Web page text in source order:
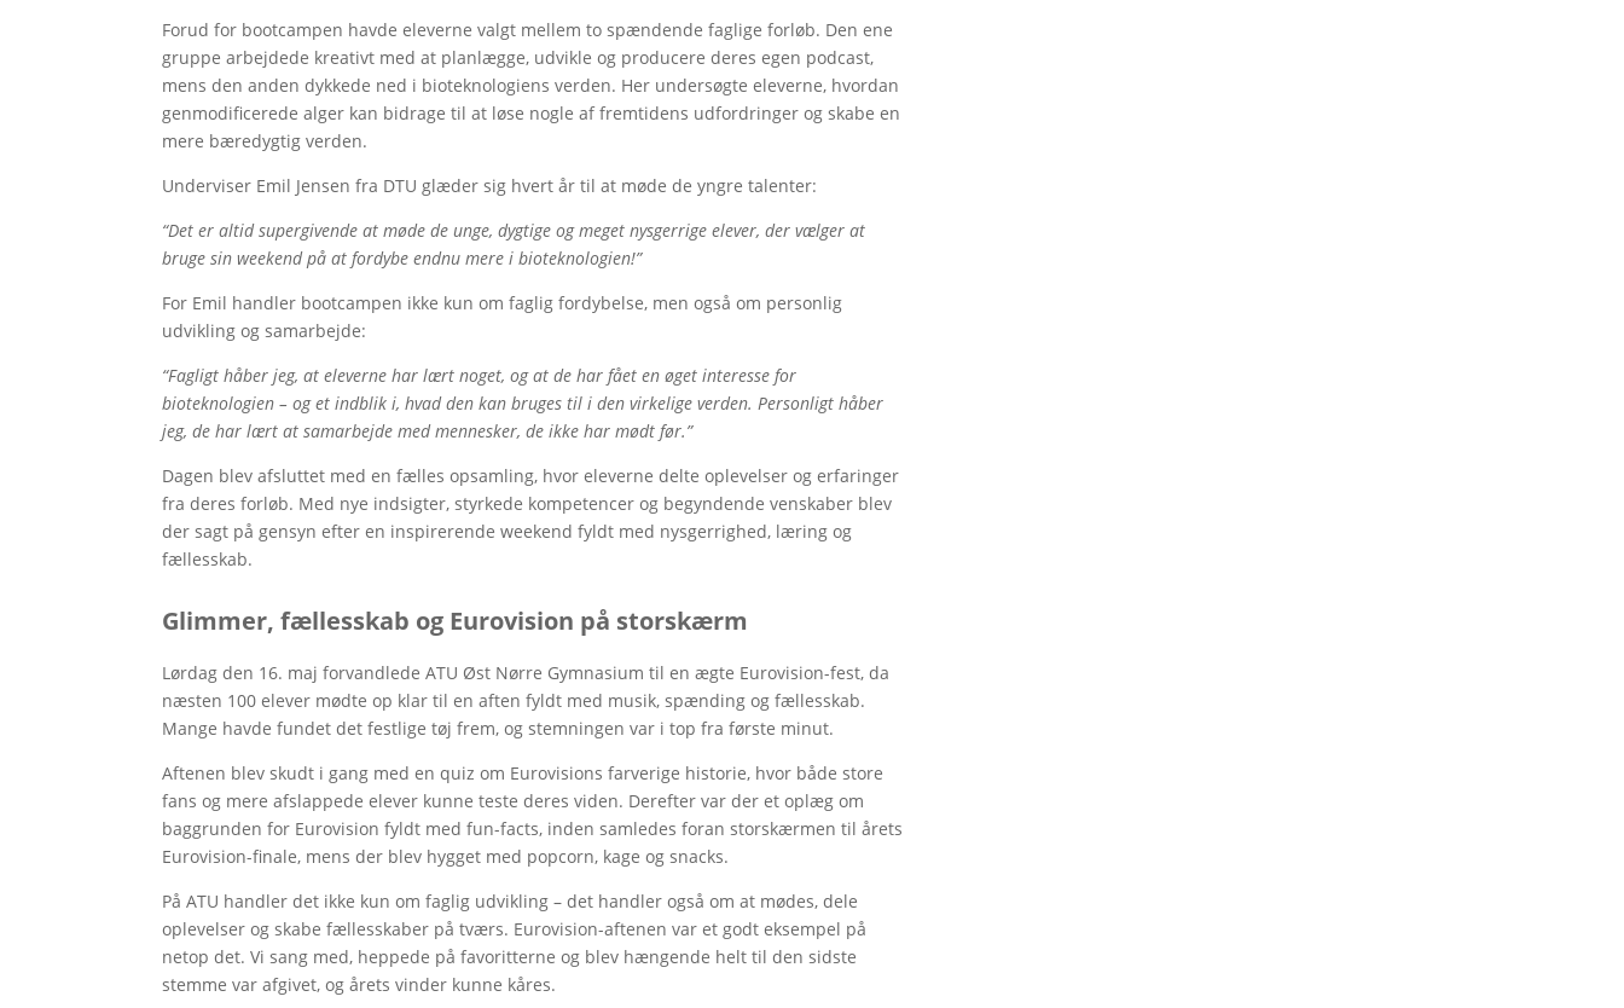
Forud for bootcampen havde eleverne valgt mellem to spændende faglige forløb. Den ene
gruppe arbejdede kreativt med at planlægge, udvikle og producere deres egen podcast,
mens den anden dykkede ned i bioteknologiens verden. Her undersøgte eleverne, hvordan
genmodificerede alger kan bidrage til at løse nogle af fremtidens udfordringer og skabe en
mere bæredygtig verden.
Underviser Emil Jensen fra DTU glæder sig hvert år til at møde de yngre talenter:
“Det er altid supergivende at møde de unge, dygtige og meget nysgerrige elever, der vælger at
bruge sin weekend på at fordybe endnu mere i bioteknologien!”
For Emil handler bootcampen ikke kun om faglig fordybelse, men også om personlig
udvikling og samarbejde:
“Fagligt håber jeg, at eleverne har lært noget, og at de har fået en øget interesse for
bioteknologien – og et indblik i, hvad den kan bruges til i den virkelige verden. Personligt håber
jeg, de har lært at samarbejde med mennesker, de ikke har mødt før.”
Dagen blev afsluttet med en fælles opsamling, hvor eleverne delte oplevelser og erfaringer
fra deres forløb. Med nye indsigter, styrkede kompetencer og begyndende venskaber blev
der sagt på gensyn efter en inspirerende weekend fyldt med nysgerrighed, læring og
fællesskab.
Glimmer, fællesskab og Eurovision på storskærm
Lørdag den 16. maj forvandlede ATU Øst Nørre Gymnasium til en ægte Eurovision-fest, da
næsten 100 elever mødte op klar til en aften fyldt med musik, spænding og fællesskab.
Mange havde fundet det festlige tøj frem, og stemningen var i top fra første minut.
Aftenen blev skudt i gang med en quiz om Eurovisions farverige historie, hvor både store
fans og mere afslappede elever kunne teste deres viden. Derefter var der et oplæg om
baggrunden for Eurovision fyldt med fun-facts, inden samledes foran storskærmen til årets
Eurovision-finale, mens der blev hygget med popcorn, kage og snacks.
På ATU handler det ikke kun om faglig udvikling – det handler også om at mødes, dele
oplevelser og skabe fællesskaber på tværs. Eurovision-aftenen var et godt eksempel på
netop det. Vi sang med, heppede på favoritterne og blev hængende helt til den sidste
stemme var afgivet, og årets vinder kunne kåres.